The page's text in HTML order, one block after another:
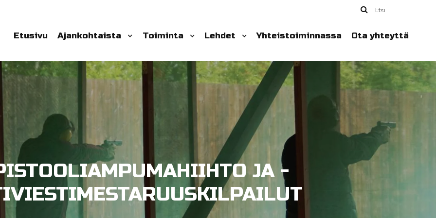
Etsi
Etusivu Ajankohtaista Toiminta Lehdet Yhteistoiminnassa Ota yhteyttä
JA -